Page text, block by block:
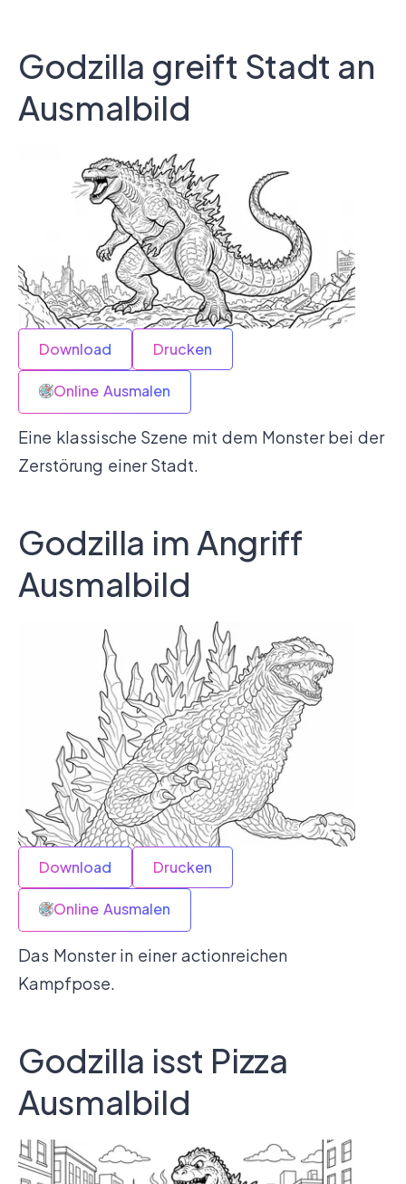
Godzilla greift Stadt an
Ausmalbild
Download Drucken
Online Ausmalen
Eine klassische Szene mit dem Monster bei der
Zerstörung einer Stadt.
Godzilla im Angriff
Ausmalbild
Download Drucken
Online Ausmalen
Das Monster in einer actionreichen
Kampfpose.
Godzilla isst Pizza
Ausmalbild